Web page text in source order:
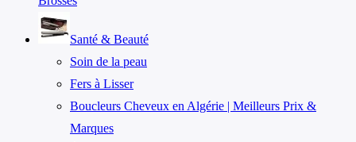
Santé & Beauté
Soin de la peau
Fers à Lisser
Boucleurs Cheveux en Algérie | Meilleurs Prix &
Marques